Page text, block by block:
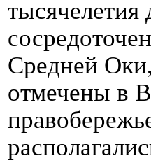
Средней
отмечены в